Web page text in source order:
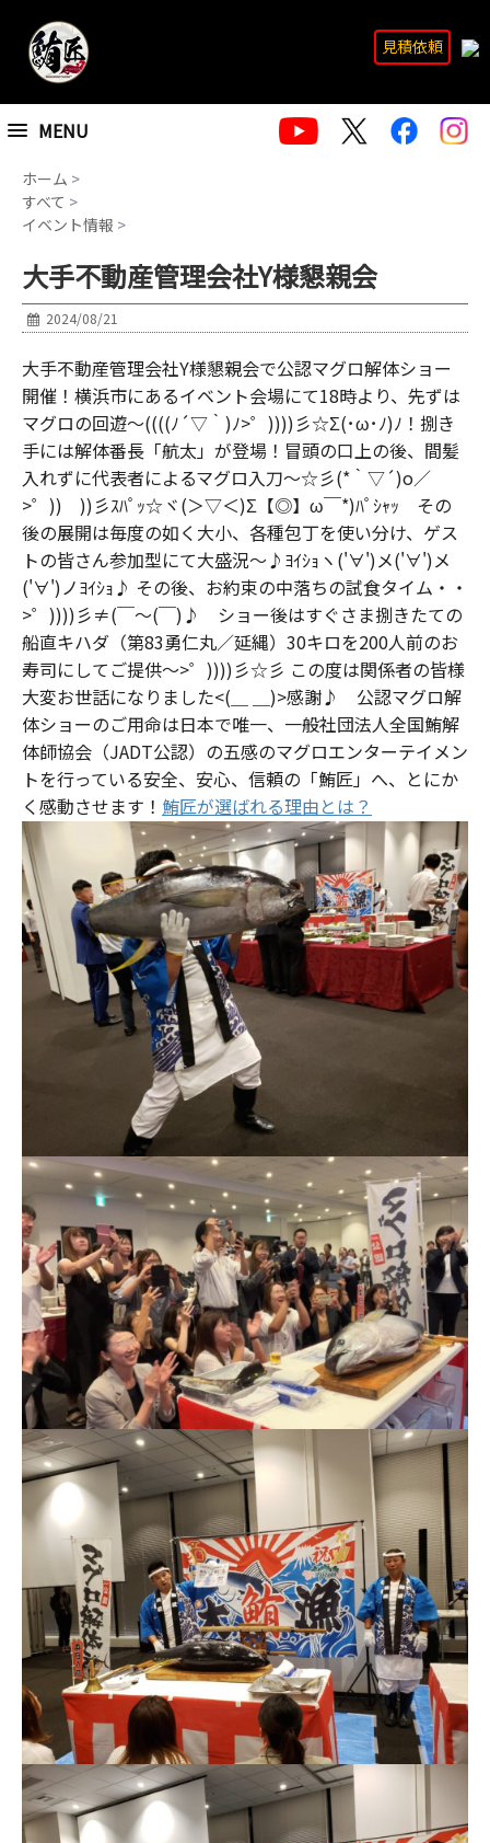
MENU
見積依頼
ホーム >
すべて >
イベント情報 >
大手不動産管理会社Y様懇親会
2024/08/21
大手不動産管理会社Y様懇親会で公認マグロ解体ショー
開催！横浜市にあるイベント会場にて18時より、先ずは
マグロの回遊～((((ﾉ´▽｀)ﾉ>゜))))彡☆Σ(･ω･ﾉ)ﾉ！捌き
手には解体番長「航太」が登場！冒頭の口上の後、間髪
入れずに代表者によるマグロ入刀～☆彡(*｀▽´)o／
>゜)) ))彡ｽﾊﾟｯ☆ヾ(＞▽＜)Σ【◎】ω￣*)ﾊﾟｼｬｯ その
後の展開は毎度の如く大小、各種包丁を使い分け、ゲス
トの皆さん参加型にて大盛況～♪ﾖｲｼｮヽ('∀')メ('∀')メ
('∀')ノﾖｲｼｮ♪ その後、お約束の中落ちの試食タイム・・
>゜))))彡≠(￣～(￣)♪ ショー後はすぐさま捌きたての
船直キハダ（第83勇仁丸／延縄）30キロを200人前のお
寿司にしてご提供～>゜))))彡☆彡 この度は関係者の皆様
大変お世話になりました<(＿ ＿)>感謝♪ 公認マグロ解
体ショーのご用命は日本で唯一、一般社団法人全国鮪解
体師協会（JADT公認）の五感のマグロエンターテイメン
トを行っている安全、安心、信頼の「鮪匠」へ、とにか
く感動させます！ 鮪匠が選ばれる理由とは？